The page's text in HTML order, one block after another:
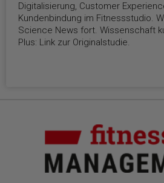
Digitalisierung, Customer
Kundenbindung im Fitnessstudio.
Science News fort. Wissenschaft
Plus: Link zur Originalstudie.